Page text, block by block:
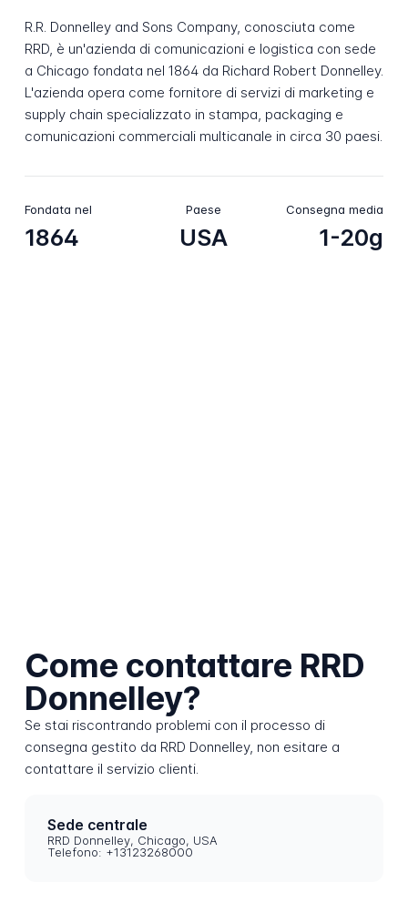
R.R. Donnelley and Sons Company, conosciuta come
RRD, è un'azienda di comunicazioni e logistica con sede
a Chicago fondata nel 1864 da Richard Robert Donnelley.
L'azienda opera come fornitore di servizi di marketing e
supply chain specializzato in stampa, packaging e
comunicazioni commerciali multicanale in circa 30 paesi.
Fondata nel
1864
Paese
USA
Consegna media
1-20g
Come contattare RRD
Donnelley?
Se stai riscontrando problemi con il processo di
consegna gestito da RRD Donnelley, non esitare a
contattare il servizio clienti.
Sede centrale
RRD Donnelley, Chicago, USA
Telefono: +13123268000